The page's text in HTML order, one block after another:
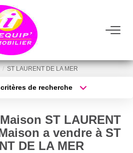
ACHETER
VENDRE
ST LAURENT DE LA MER
de recherche
ST LAURENT
a vendre à ST
DE LA MER